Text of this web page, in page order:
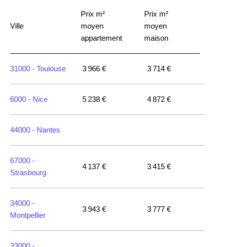
Ville
Prix m²
moyen
appartement
Prix m²
moyen
maison
31000 - Toulouse 3 966 € 3 714 €
6000 - Nice 5 238 € 4 872 €
44000 - Nantes
67000 -
Strasbourg
4 137 € 3 415 €
34000 -
Montpellier
3 943 € 3 777 €